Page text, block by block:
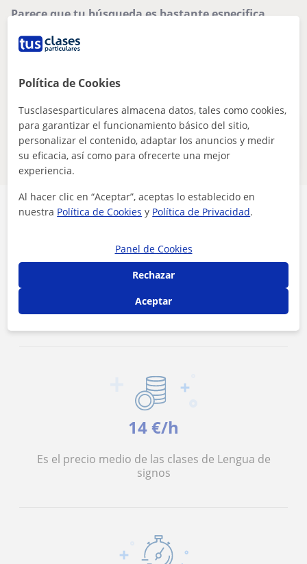
Parece que tu búsqueda es bastante especifica
guárdala y te avisaremos cuando haya nuevos
Eliminar filtros
Guardar búsqueda
Estos profesores de lengua de signos
online pueden interesarte
Seguridad
Contacta con los profesores mediante nuestra
mensajería
14 €/h
Es el precio medio de las clases de Lengua de
signos
Política de Cookies
Tusclasesparticulares almacena datos, tales como cookies,
para garantizar el funcionamiento básico del sitio,
personalizar el contenido, adaptar los anuncios y medir
su eficacia, así como para ofrecerte una mejor
experiencia.
Al hacer clic en “Aceptar”, aceptas lo establecido en
nuestra Política de Cookies y Política de Privacidad.
Panel de Cookies
Rechazar
Aceptar